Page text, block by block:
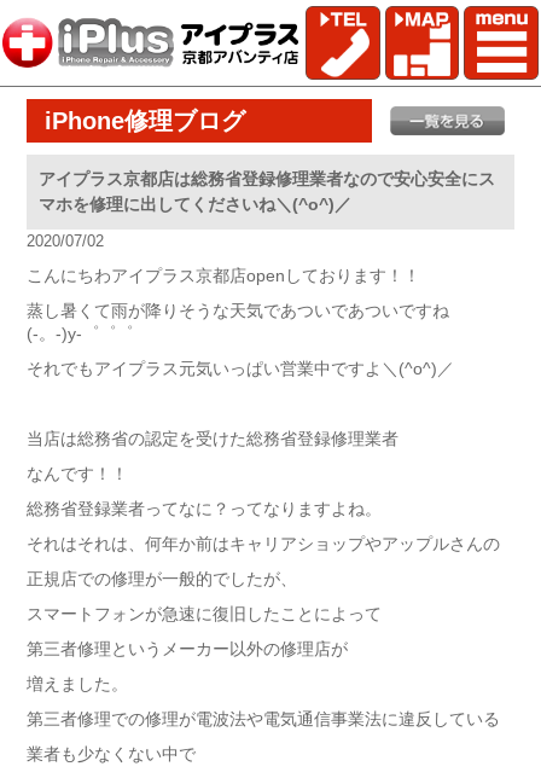
iPhone修理ブログ
アイプラス京都店は総務省登録修理業者なので安心安全にス
マホを修理に出してくださいね＼(^o^)／
2020/07/02
こんにちわアイプラス京都店openしております！！
蒸し暑くて雨が降りそうな天気であついであついですね
(-。-)y-゜゜゜
それでもアイプラス元気いっぱい営業中ですよ＼(^o^)／
当店は総務省の認定を受けた総務省登録修理業者
なんです！！
総務省登録業者ってなに？ってなりますよね。
それはそれは、何年か前はキャリアショップやアップルさんの
正規店での修理が一般的でしたが、
スマートフォンが急速に復旧したことによって
第三者修理というメーカー以外の修理店が
増えました。
第三者修理での修理が電波法や電気通信事業法に違反している
業者も少なくない中で